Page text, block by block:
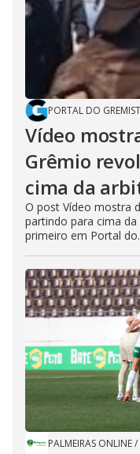
PORTAL DO
Vídeo
Grêmio
cima da
O post Vídeo mostra
partindo para cima
primeiro em Portal
PALMEIRAS ONLINE/